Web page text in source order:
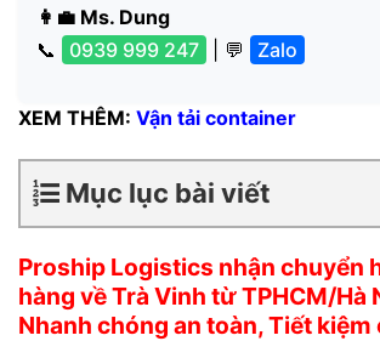
👩‍💼 Ms. Dung
📞
0939 999 247 | 💬 Zalo
XEM THÊM: Vận tải container
Mục lục bài viết
Proship Logistics nhận chuyển
hàng về Trà Vinh từ TPHCM/Hà
Nhanh chóng an toàn, Tiết kiệm